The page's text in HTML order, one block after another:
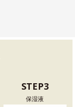
STEP3
保湿液